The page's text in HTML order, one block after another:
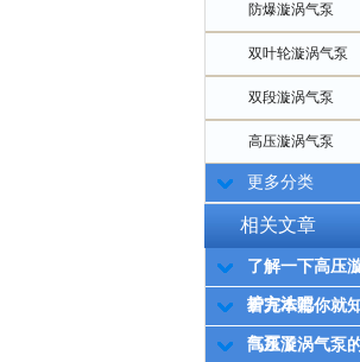
防爆漩涡气泵
双叶轮漩涡气泵
双段漩涡气泵
高压漩涡气泵
更多分类
相关文章
了解一下高压
护方法吧
看完本篇你就
气泵了
高压漩涡气泵